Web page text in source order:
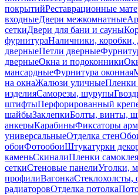
покрытийРеставрационные
входныеДвери межкомнатные
сеткиДвери для бани и сауны
фурнитураНаличники, коробки,
дверныеПетли дверные
дверныеОкна и подоконники
мансардныеФурнитура оконная
на окнаЖалюзи уличныеПленки
изделияСаморезы, шурупы
штифтыПерфорированный
шайбыЗаклепкиБолты, винты,
анкерыКарабиныФиксаторы
универсальныеОтделка стен
обоиФотообоиШтукатурки
каменьСкиналиПленки
сеткиСтеновые панелиУголки,
профилиВагонкаСтеклохолсты,
радиаторовОтделка потолка